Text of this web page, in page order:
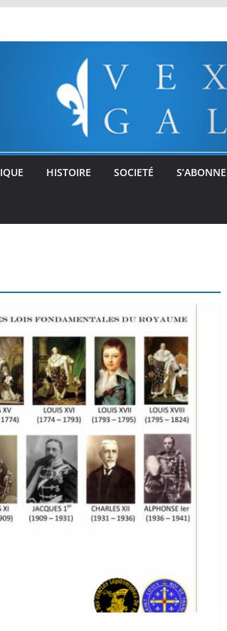
HISTOIRE SOCIETÉ